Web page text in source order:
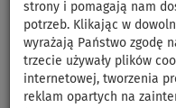
strony i pomagają nam
potrzeb. Klikając w
wyrażają Państwo zgodę
trzecie używały plików
internetowej, tworzenia
reklam opartych na
Deska SUP
RED/
2024 -